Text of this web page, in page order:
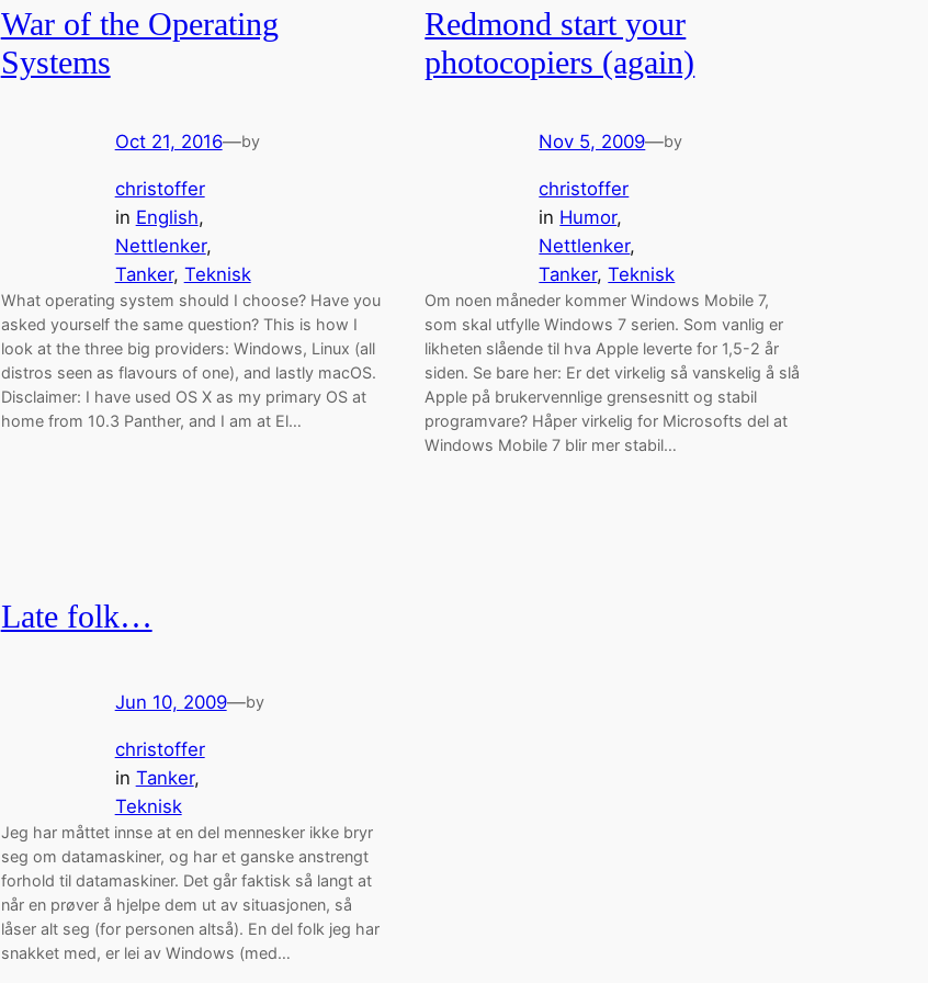
War of the Operating
Systems
Oct 21, 2016—by
christoffer
in English
Nettlenker
Tanker, Teknisk
What operating system should I choose? Have you
asked yourself the same question? This is how I
look at the three big providers: Windows, Linux (all
distros seen as flavours of one), and lastly macOS.
Disclaimer: I have used OS X as my primary OS at
home from 10.3 Panther, and I am at El…
Redmond start your
photocopiers (again)
Nov 5, 2009—by
christoffer
in Humor
Nettlenker
Tanker, Teknisk
Om noen måneder kommer Windows Mobile 7,
som skal utfylle Windows 7 serien. Som vanlig er
likheten slående til hva Apple leverte for 1,5-2 år
siden. Se bare her: Er det virkelig så vanskelig å slå
Apple på brukervennlige grensesnitt og stabil
programvare? Håper virkelig for Microsofts del at
Windows Mobile 7 blir mer stabil…
Late folk…
Jun 10, 2009—by
christoffer
in Tanker
Teknisk
Jeg har måttet innse at en del mennesker ikke bryr
seg om datamaskiner, og har et ganske anstrengt
forhold til datamaskiner. Det går faktisk så langt at
når en prøver å hjelpe dem ut av situasjonen, så
låser alt seg (for personen altså). En del folk jeg har
snakket med, er lei av Windows (med…